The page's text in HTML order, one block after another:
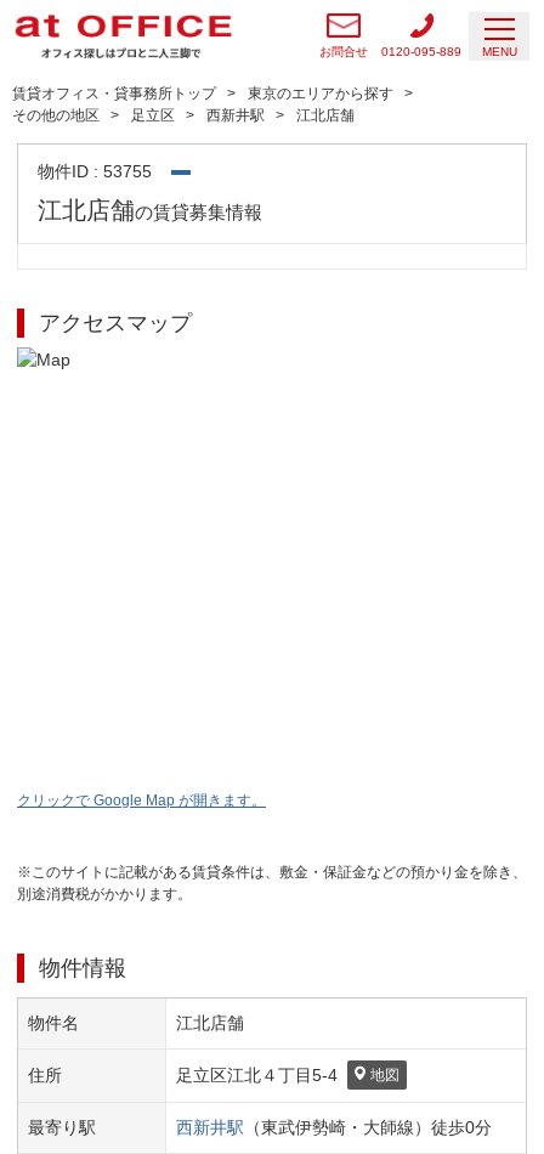
お問合せ 0120-095-889 MENU
賃貸オフィス・貸事務所トップ
東京のエリアから探す
その他の地区
足立区 西新井駅 江北店舗
物件ID : 53755
江北店舗の賃貸募集情報
アクセスマップ
クリックで Google Map が開きます。
※このサイトに記載がある賃貸条件は、敷金・保証金などの預かり金を除き、
別途消費税がかかります。
物件情報
物件名 江北店舗
住所 足立区江北４丁目5-4 地図
最寄り駅 西新井駅 （東武伊勢崎・大師線） 徒歩0分